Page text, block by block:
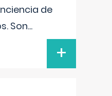
de
Son...
+